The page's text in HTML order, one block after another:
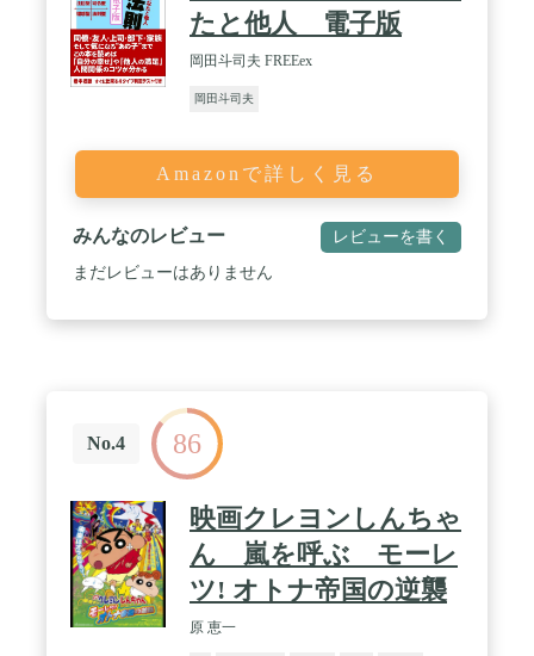
たと他人 電子版
岡田斗司夫 FREEex
岡田斗司夫
Amazonで詳しく見る
みんなのレビュー レビューを書く
まだレビューはありません
No.4 86
映画クレヨンしんちゃ
ん 嵐を呼ぶ モーレ
ツ! オトナ帝国の逆襲
原 恵一